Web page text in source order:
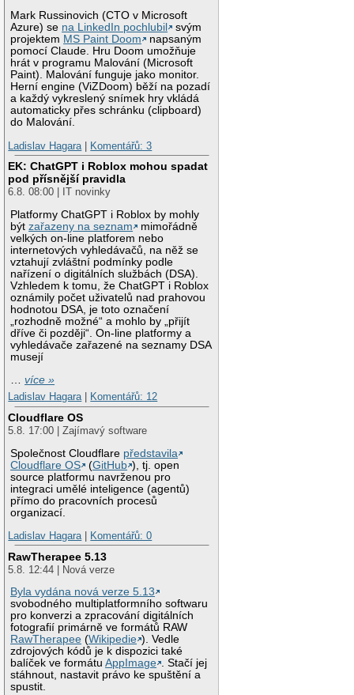
Mark Russinovich (CTO v Microsoft
Azure) se na LinkedIn pochlubil
svým
projektem MS Paint Doom
napsaným
pomocí Claude. Hru Doom umožňuje
hrát v programu Malování (Microsoft
Paint). Malování funguje jako monitor.
Herní engine (ViZDoom) běží na pozadí
a každý vykreslený snímek hry vkládá
automaticky přes schránku (clipboard)
do Malování.
Ladislav Hagara
Komentářů: 3
EK: ChatGPT i Roblox mohou spadat
pod přísnější pravidla
6.8. 08:00 | IT novinky
Platformy ChatGPT i Roblox by mohly
býtzařazeny na seznam
mimořádně
velkých on-line platforem nebo
internetových vyhledávačů, na něž se
vztahují zvláštní podmínky podle
nařízení o digitálních službách (DSA).
Vzhledem k tomu, že ChatGPT i Roblox
oznámily počet uživatelů nad prahovou
hodnotou DSA, je toto označení
„rozhodně možné“ a mohlo by „přijít
dříve či později“. On-line platformy a
vyhledávače zařazené na seznamy DSA
musejí
…více »
Ladislav Hagara| Komentářů: 12
Cloudflare OS
5.8. 17:00 | Zajímavý software
Společnost Cloudflare představila
Cloudflare OS
(GitHub ), tj. open
source platformu navrženou pro
integraci umělé inteligence (agentů)
přímo do pracovních procesů
organizací.
Ladislav Hagara| Komentářů: 0
RawTherapee 5.13
5.8. 12:44 | Nová verze
Byla vydána nová verze 5.13
svobodného multiplatformního softwaru
pro konverzi a zpracování digitálních
fotografií primárně ve formátů RAW
RawTherapee (Wikipedie ). Vedle
zdrojových kódů je k dispozici také
balíček ve formátuAppImage . Stačí jej
stáhnout, nastavit právo ke spuštění a
spustit.